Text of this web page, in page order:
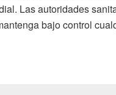
Las autoridades
bajo control